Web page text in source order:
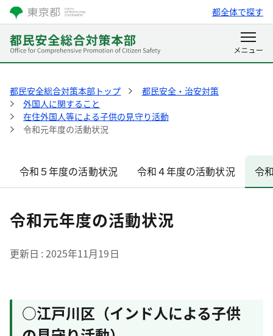
都全体で探す
都民安全総合対策本部トップ
都民安全・治安対策
外国人に関すること
在住外国人等による子供の見守り活動
令和元年度の活動状況
令和５年度の活動状況 令和４年度の活動状況 令
令和元年度の活動状況
更新日 2025年11月19日
○江戸川区（インド人による子供